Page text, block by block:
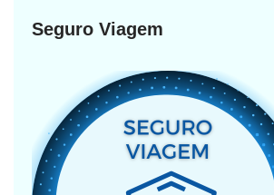
Seguro Viagem